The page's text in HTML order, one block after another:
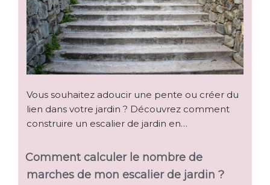
Vous souhaitez adoucir une pente ou créer du
lien dans votre jardin ? Découvrez comment
construire un escalier de jardin en…
Comment calculer le nombre de
marches de mon escalier de jardin ?